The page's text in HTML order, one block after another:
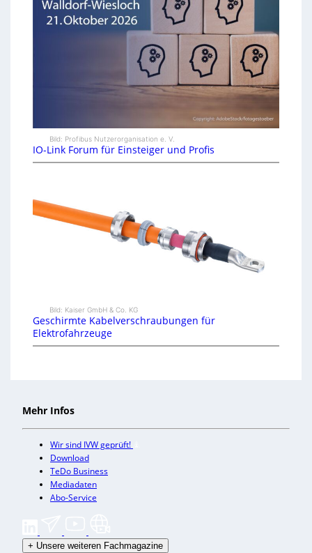
Bild: Profibus Nutzerorganisation e. V.
IO-Link Forum für Einsteiger und Profis
Bild: Kaiser GmbH & Co. KG
Geschirmte Kabelverschraubungen für
Elektrofahrzeuge
Mehr Infos
Wir sind IVW geprüft!
Download
TeDo Business
Mediadaten
Abo-Service
+ Unsere weiteren Fachmagazine